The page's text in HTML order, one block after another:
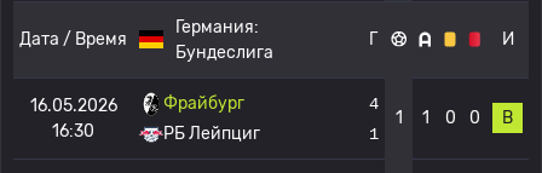
Дата / Время
Германия:
Бундеслига
Г И
16.05.2026
16:30
Фрайбург
РБ Лейпциг
4
1
1 1 0 0 В